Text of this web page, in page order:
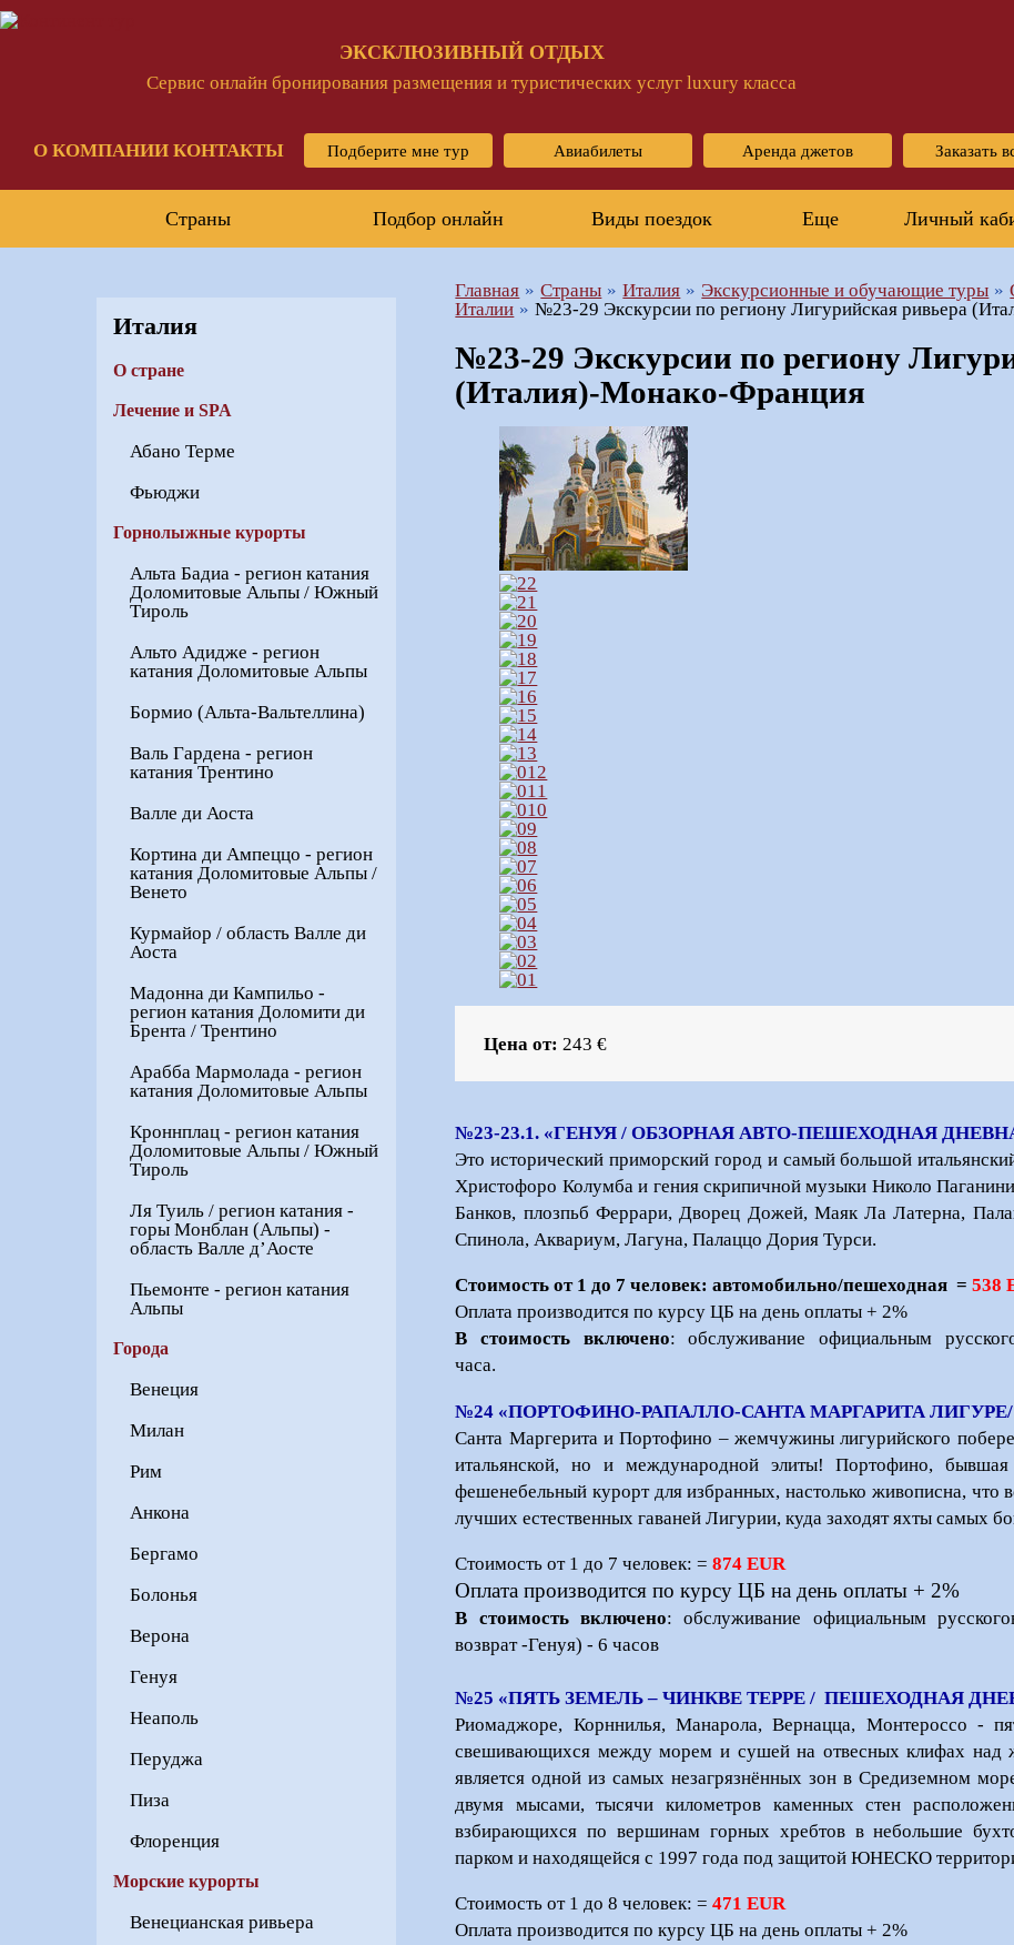
ЭКСКЛЮЗИВНЫЙ ОТДЫХ
Сервис онлайн бронирования размещения и туристических услуг luxury класса
О КОМПАНИИ КОНТАКТЫ Подберите мне тур Авиабилеты Аренда джетов Заказать
Страны Подбор онлайн Виды поездок Еще Личный
Главная Страны Италия Экскурсионные и обучающие туры
Италии
№23-29 Экскурсии по региону Лигурийская ривьера
№23-29 Экскурсии по региону
(Италия)-Монако-Франция
Цена от: 243 €
№23-23.1. «ГЕНУЯ / ОБЗОРНАЯ АВТО-ПЕШЕХОДНАЯ
Это исторический приморский город и самый большой
Христофоро Колумба и гения скрипичной музыки Николо
Банков, плозпьб Феррари, Дворец Дожей, Маяк Ла Латерна,
Спинола, Аквариум, Лагуна, Палаццо Дория Турси.
Стоимость от 1 до 7 человек: автомобильно/пешеходная =538
Оплата производится по курсу ЦБ на день оплаты + 2%
В стоимость включено: обслуживание официальным
часа.
№24 «ПОРТОФИНО-РАПАЛЛО-САНТА МАРГАРИТА
Санта Маргерита и Портофино – жемчужины лигурийского
итальянской, но и международной элиты! Портофино,
фешенебельный курорт для избранных, настолько живописна, что
лучших естественных гаваней Лигурии, куда заходят яхты самых
Стоимость от 1 до 7 человек: = 874 EUR
Оплата производится по курсу ЦБ на день оплаты + 2%
В стоимость включено: обслуживание официальным
возврат -Генуя) - 6 часов
№25 «ПЯТЬ ЗЕМЕЛЬ – ЧИНКВЕ ТЕРРЕ / ПЕШЕХОДНАЯ
Риомаджоре, Корннилья, Манарола, Вернацца, Монтероссо -
свешивающихся между морем и сушей на отвесных клифах над
является одной из самых незагрязнённых зон в Средиземном
двумя мысами, тысячи километров каменных стен
взбирающихся по вершинам горных хребтов в небольшие
парком и находящейся с 1997 года под защитой ЮНЕСКО
Стоимость от 1 до 8 человек: =471 EUR
Оплата производится по курсу ЦБ на день оплаты + 2%
Италия
О стране
Лечение и SPA
Абано Терме
Фьюджи
Горнолыжные курорты
Альта Бадиа - регион катания
Доломитовые Альпы / Южный
Тироль
Альто Адидже - регион
катания Доломитовые Альпы
Бормио (Альта-Вальтеллина)
Валь Гардена - регион
катания Трентино
Валле ди Аоста
Кортина ди Ампеццо - регион
катания Доломитовые Альпы /
Венето
Курмайор / область Валле ди
Аоста
Мадонна ди Кампильо -
регион катания Доломити ди
Брента / Трентино
Арабба Мармолада - регион
катания Доломитовые Альпы
Кроннплац - регион катания
Доломитовые Альпы / Южный
Тироль
Ля Туиль / регион катания -
горы Монблан (Альпы) -
область Валле д’Аосте
Пьемонте - регион катания
Альпы
Города
Венеция
Милан
Рим
Анкона
Бергамо
Болонья
Верона
Генуя
Неаполь
Перуджа
Пиза
Флоренция
Морские курорты
Венецианская ривьера